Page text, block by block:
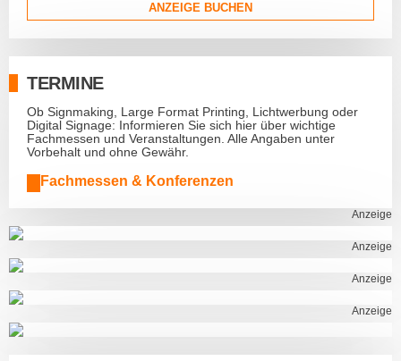
ANZEIGE BUCHEN
TERMINE
Ob Signmaking, Large Format Printing, Lichtwerbung oder
Digital Signage: Informieren Sie sich hier über wichtige
Fachmessen und Veranstaltungen. Alle Angaben unter
Vorbehalt und ohne Gewähr.
Fachmessen & Konferenzen
Anzeige
Anzeige
Anzeige
Anzeige